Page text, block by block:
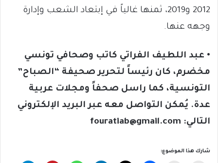
2012 و2019، ثمنها غالياً في إبتعاد الشعب وإدارة
وجهه عنها.
• عبد اللطيف الفراتي كاتب وصحافي تونسي
مخضرم، كان رئيساً لتحرير صحيفة “الصباح”
التونسية، كما راسل صحفاً ومجلات عربية
عدة. يُمكن التواصل معه عبر البريد الإلكتروني
التالي: fouratiab@gmail.com
شارك هذا الموضوع: